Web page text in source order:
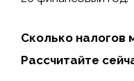
Сколько налогов
Рассчитайте